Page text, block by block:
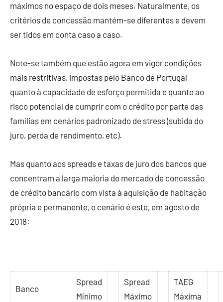
máximos no espaço de dois meses. Naturalmente, os
critérios de concessão mantém-se diferentes e devem
ser tidos em conta caso a caso.
Note-se também que estão agora em vigor condições
mais restritivas, impostas pelo Banco de Portugal
quanto à capacidade de esforço permitida e quanto ao
risco potencial de cumprir com o crédito por parte das
famílias em cenários padronizado de stress (subida do
juro, perda de rendimento, etc).
Mas quanto aos spreads e taxas de juro dos bancos que
concentram a larga maioria do mercado de concessão
de crédito bancário com vista à aquisição de habitação
própria e permanente, o cenário é este, em agosto de
2018:
Banco
Spread
Mínimo
Spread
Máximo
TAEG
Máxima